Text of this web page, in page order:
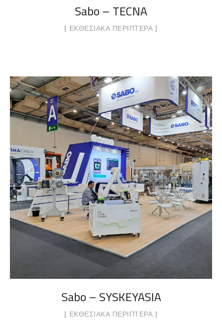
Sabo – TECNA
ΕΚΘΕΣΙΑΚΆ ΠΕΡΊΠΤΕΡΑ
Sabo – SYSKEYASIA
ΕΚΘΕΣΙΑΚΆ ΠΕΡΊΠΤΕΡΑ